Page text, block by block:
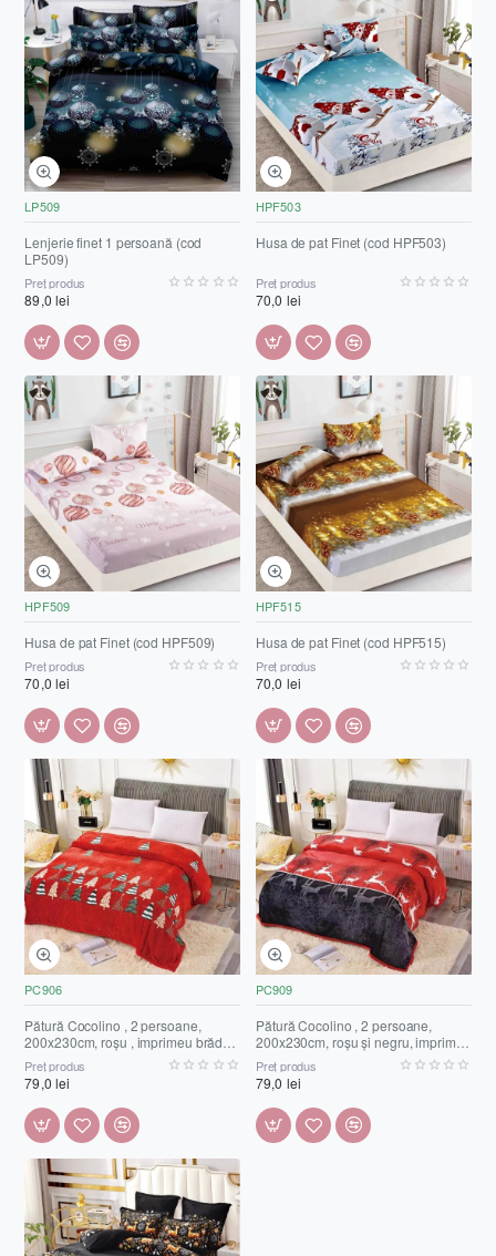
LP509
Lenjerie finet 1 persoană (cod
LP509)
Preț produs
89,0 lei
HPF503
Husa de pat Finet (cod HPF503)
Preț produs
70,0 lei
HPF509
Husa de pat Finet (cod HPF509)
Preț produs
70,0 lei
HPF515
Husa de pat Finet (cod HPF515)
Preț produs
70,0 lei
PC906
Pătură Cocolino , 2 persoane,
200x230cm, roșu , imprimeu brăduți,
PC906
Preț produs
79,0 lei
PC909
Pătură Cocolino , 2 persoane,
200x230cm, roșu și negru, imprimeu
cerbi albi, PC909
Preț produs
79,0 lei